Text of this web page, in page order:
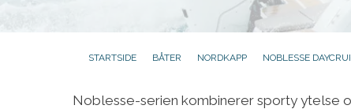
STARTSIDE BÅTER NORDKAPP NOBLESSE
Noblesse-serien kombinerer sporty ytelse